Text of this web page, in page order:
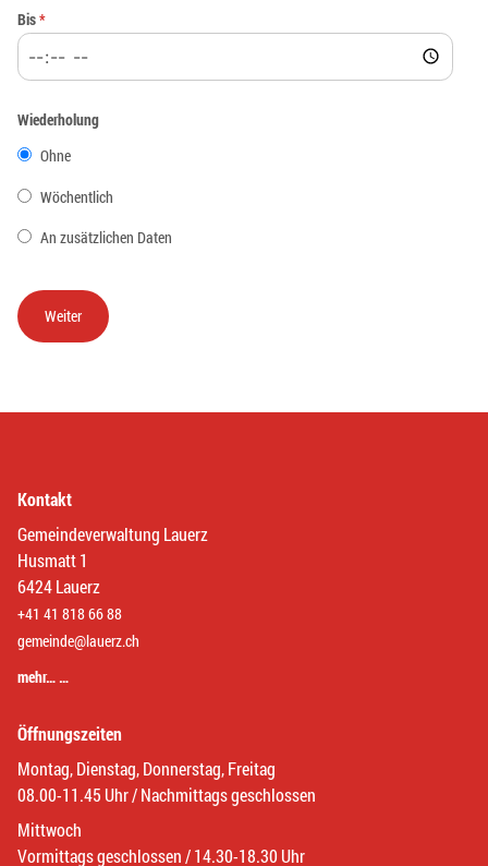
Bis*
Wiederholung
Ohne
Wöchentlich
An zusätzlichen Daten
Kontakt
Gemeindeverwaltung Lauerz
Husmatt 1
6424 Lauerz
+41 41 818 66 88
gemeinde@lauerz.ch
mehr… …
Öffnungszeiten
Montag, Dienstag, Donnerstag, Freitag
08.00-11.45 Uhr / Nachmittags geschlossen
Mittwoch
Vormittags geschlossen / 14.30-18.30 Uhr